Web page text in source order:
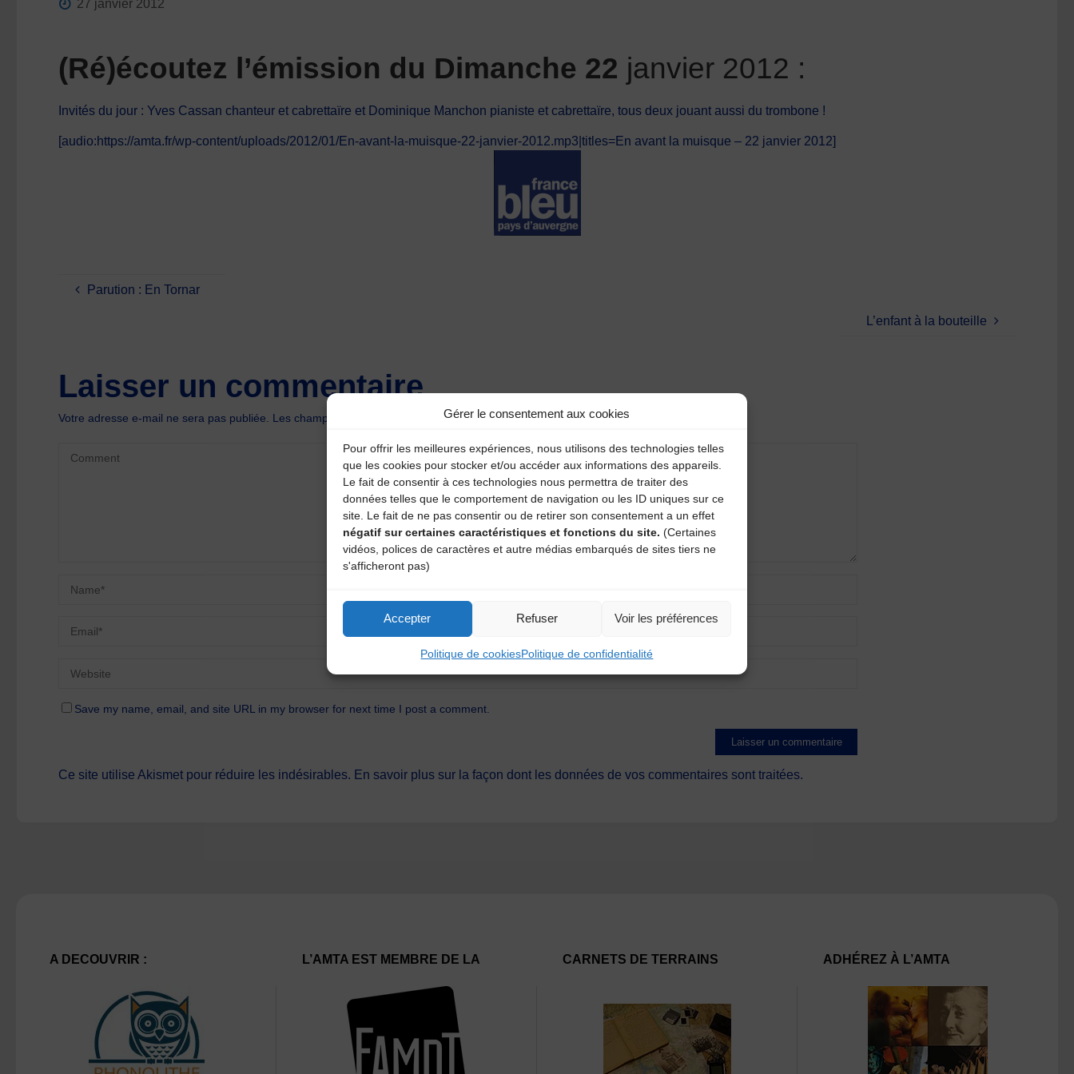
Gérer le consentement aux cookies
Pour offrir les meilleures expériences, nous utilisons des technologies telles
que les cookies pour stocker et/ou accéder aux informations des appareils.
Le fait de consentir à ces technologies nous permettra de traiter des
données telles que le comportement de navigation ou les ID uniques sur ce
site. Le fait de ne pas consentir ou de retirer son consentement a un effet
négatif sur certaines caractéristiques et fonctions du site. (Certaines
vidéos, polices de caractères et autre médias embarqués de sites tiers ne
s'afficheront pas)
Accepter Refuser Voir les préférences
Politique de cookiesPolitique de confidentialité
27 janvier 2012
(Ré)écoutez l’émission du Dimanche 22 janvier 2012 :
Invités du jour : Yves Cassan chanteur et cabrettaïre et Dominique Manchon pianiste et cabrettaïre, tous deux jouant aussi du trombone !
[audio:https://amta.fr/wp-content/uploads/2012/01/En-avant-la-muisque-22-janvier-2012.mp3|titles=En avant la muisque – 22 janvier 2012]
Parution : En Tornar
L’enfant à la bouteille
Laisser un commentaire
Votre adresse e-mail ne sera pas publiée. Les champs obligatoires sont indiqués avec*
Save my name, email, and site URL in my browser for next time I post a comment.
Ce site utilise Akismet pour réduire les indésirables. En savoir plus sur la façon dont les données de vos commentaires sont traitées.
A DECOUVRIR : L’AMTA EST MEMBRE DE LA CARNETS DE TERRAINS ADHÉREZ À L’AMTA